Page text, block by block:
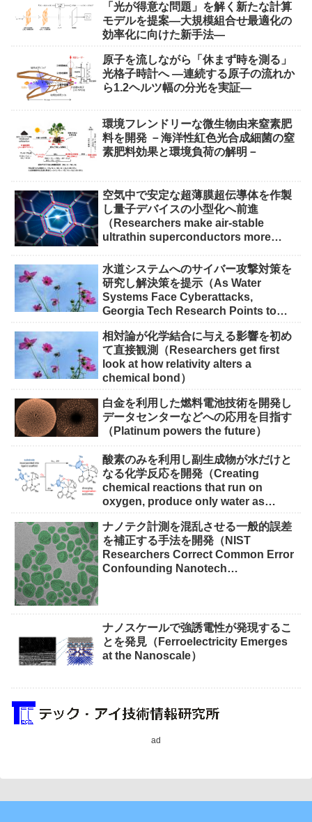
「光が得意な問題」を解く新たな計算
モデルを提案―大規模組合せ最適化の
効率化に向けた新手法―
原子を流しながら「休まず時を測る」
光格子時計へ ―連続する原子の流れか
ら1.2ヘルツ幅の分光を実証―
環境フレンドリーな微生物由来窒素肥
料を開発 －海洋性紅色光合成細菌の窒
素肥料効果と環境負荷の解明－
空気中で安定な超薄膜超伝導体を作製
し量子デバイスの小型化へ前進
（Researchers make air-stable
ultrathin superconductors more
水道システムへのサイバー攻撃対策を
研究し解決策を提示（As Water
Systems Face Cyberattacks,
Georgia Tech Research Points to
相対論が化学結合に与える影響を初め
て直接観測（Researchers get first
look at how relativity alters a
chemical bond）
白金を利用した燃料電池技術を開発し
データセンターなどへの応用を目指す
（Platinum powers the future）
酸素のみを利用し副生成物が水だけと
なる化学反応を開発（Creating
chemical reactions that run on
oxygen, produce only water as
ナノテク計測を混乱させる一般的誤差
を補正する手法を開発（NIST
Researchers Correct Common Error
Confounding Nanotech
ナノスケールで強誘電性が発現するこ
とを発見（Ferroelectricity Emerges
at the Nanoscale）
ad